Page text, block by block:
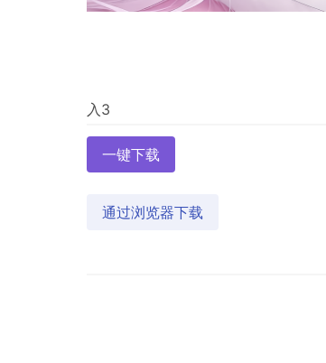
一键下载
通过浏览器下载